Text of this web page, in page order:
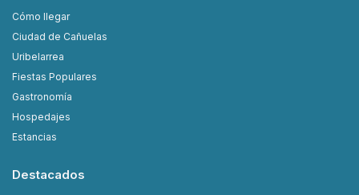
Cómo llegar
Ciudad de Cañuelas
Uribelarrea
Fiestas Populares
Gastronomía
Hospedajes
Estancias
Destacados